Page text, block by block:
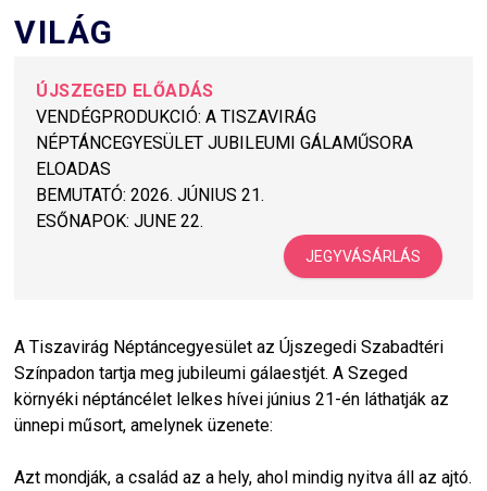
VILÁG
ÚJSZEGED ELŐADÁS
VENDÉGPRODUKCIÓ: A TISZAVIRÁG
NÉPTÁNCEGYESÜLET JUBILEUMI GÁLAMŰSORA
ELOADAS
BEMUTATÓ: 2026. JÚNIUS 21.
ESŐNAPOK: JUNE 22.
JEGYVÁSÁRLÁS
A Tiszavirág Néptáncegyesület az Újszegedi Szabadtéri
Színpadon tartja meg jubileumi gálaestjét. A Szeged
környéki néptáncélet lelkes hívei június 21-én láthatják az
ünnepi műsort, amelynek üzenete:
Azt mondják, a család az a hely, ahol mindig nyitva áll az ajtó.